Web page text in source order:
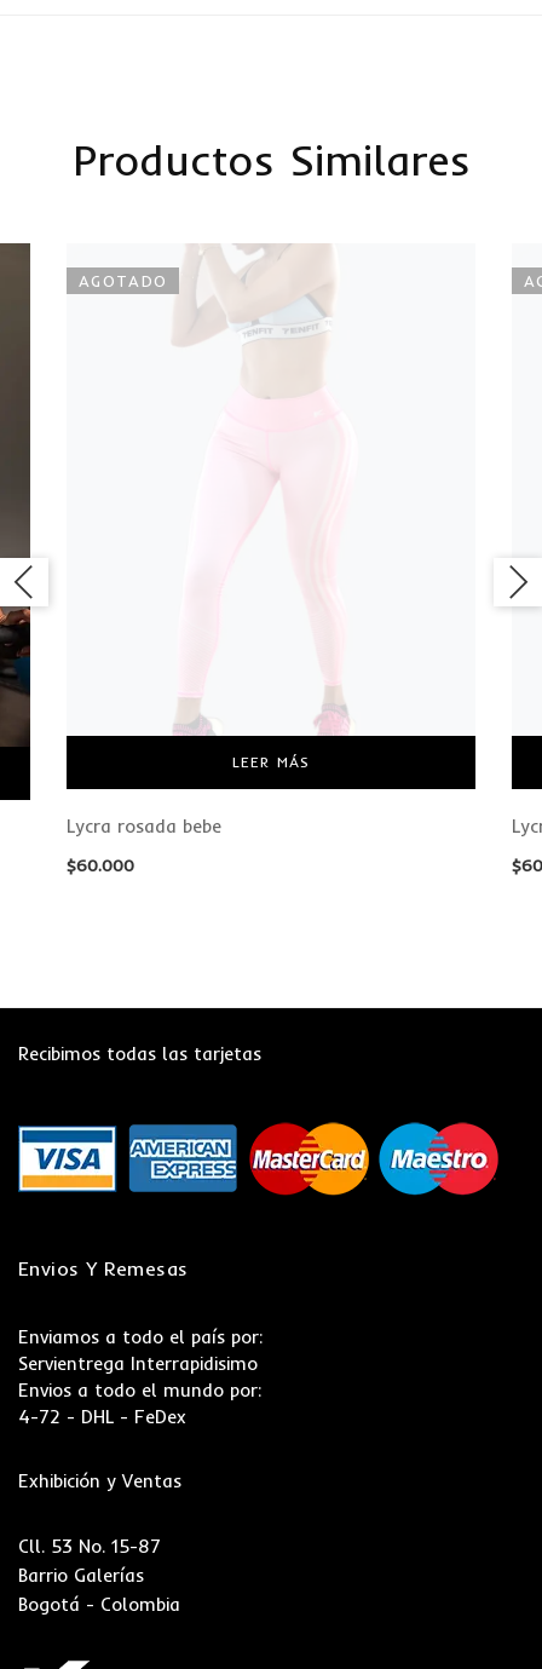
Productos Similares
AGOTADO
LEER MÁS
Lycra rosada bebe
$60.000 $
Recibimos todas las tarjetas
Envios Y Remesas
Enviamos a todo el país por:
Servientrega Interrapidisimo
Envios a todo el mundo por:
4-72 - DHL - FeDex
Exhibición y Ventas
Cll. 53 No. 15-87
Barrio Galerías
Bogotá - Colombia